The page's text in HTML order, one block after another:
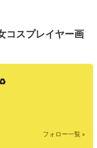
コスプレイヤー画
フォロー一覧 »